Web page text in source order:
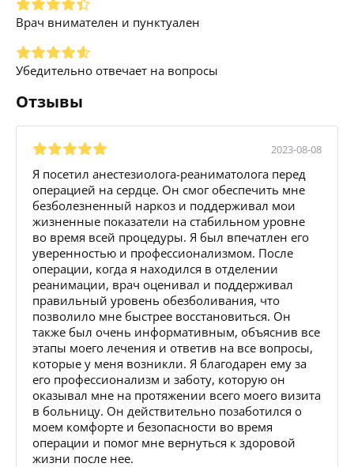
Врач внимателен и пунктуален
Убедительно отвечает на вопросы
Отзывы
2023-08-08
Я посетил анестезиолога-реаниматолога перед
операцией на сердце. Он смог обеспечить мне
безболезненный наркоз и поддерживал мои
жизненные показатели на стабильном уровне
во время всей процедуры. Я был впечатлен его
уверенностью и профессионализмом. После
операции, когда я находился в отделении
реанимации, врач оценивал и поддерживал
правильный уровень обезболивания, что
позволило мне быстрее восстановиться. Он
также был очень информативным, объяснив все
этапы моего лечения и ответив на все вопросы,
которые у меня возникли. Я благодарен ему за
его профессионализм и заботу, которую он
оказывал мне на протяжении всего моего визита
в больницу. Он действительно позаботился о
моем комфорте и безопасности во время
операции и помог мне вернуться к здоровой
жизни после нее.